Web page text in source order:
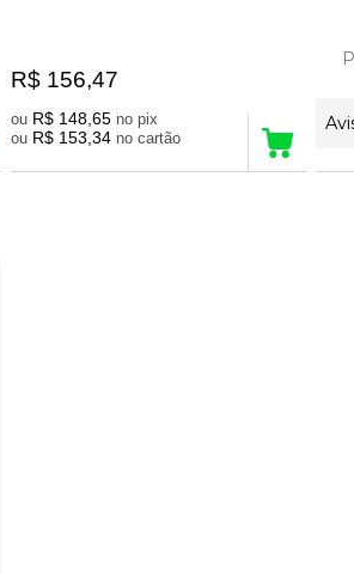
R$ 156,47
ou R$ 148,65
no pix
ou R$ 153,34 no cartão